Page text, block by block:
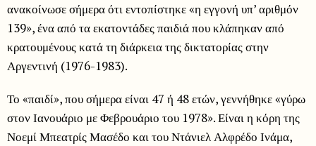
ανακοίνωσε σήμερα ότι εντοπίστηκε «η εγγονή υπ’ αριθμόν
139», ένα από τα εκατοντάδες παιδιά που κλάπηκαν από
κρατουμένους κατά τη διάρκεια της δικτατορίας στην
Αργεντινή (1976-1983).
Το «παιδί», που σήμερα είναι 47 ή 48 ετών, γεννήθηκε «γύρω
στον Ιανουάριο με Φεβρουάριο του 1978». Είναι η κόρη της
Νοεμί Μπεατρίς Μασέδο και του Ντάνιελ Αλφρέδο Ινάμα,